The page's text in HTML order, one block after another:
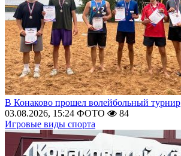
В Конаково прошел волейбольный турнир
03.08.2026, 15:24 ФОТО
84
Игровые виды спорта